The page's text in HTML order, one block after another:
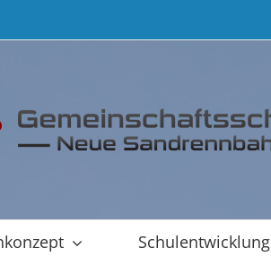
Schulentwicklung